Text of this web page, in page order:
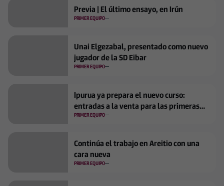
Previa | El último ensayo, en Irún
PRIMER EQUIPO
Unai Elgezabal, presentado como nuevo
jugador de la SD Eibar
PRIMER EQUIPO
Ipurua ya prepara el nuevo curso:
entradas a la venta para las primeras
jornadas
PRIMER EQUIPO
Continúa el trabajo en Areitio con una
cara nueva
PRIMER EQUIPO